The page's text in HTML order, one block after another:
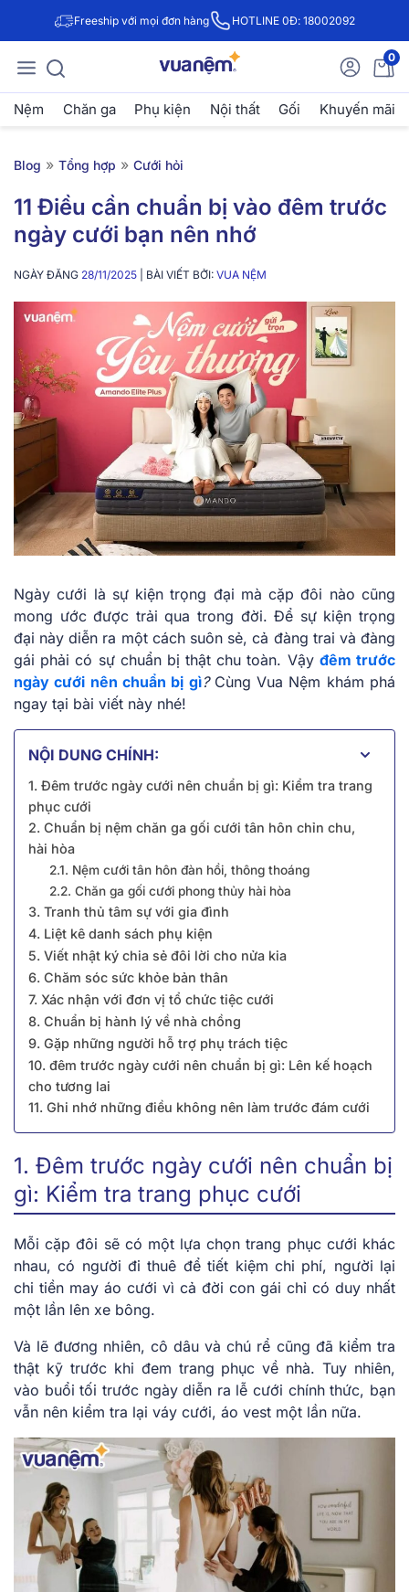
Freeship với mọi đơn hàng HOTLINE 0Đ: 18002092
0
Nệm Chăn ga Phụ kiện Nội thất Gối Khuyến mãi
Blog » Tổng hợp » Cưới hỏi
11 Điều cần chuẩn bị vào đêm trước
ngày cưới bạn nên nhớ
NGÀY ĐĂNG 28/11/2025 | BÀI VIẾT BỞI: VUA NỆM
Ngày cưới là sự kiện trọng đại mà cặp đôi nào cũng
mong ước được trải qua trong đời. Để sự kiện trọng
đại này diễn ra một cách suôn sẻ, cả đàng trai và đàng
gái phải có sự chuẩn bị thật chu toàn. Vậy đêm trước
ngày cưới nên chuẩn bị gì? Cùng Vua Nệm khám phá
ngay tại bài viết này nhé!
NỘI DUNG CHÍNH:
1. Đêm trước ngày cưới nên chuẩn bị gì: Kiểm tra trang
phục cưới
2. Chuẩn bị nệm chăn ga gối cưới tân hôn chỉn chu,
hài hòa
2.1. Nệm cưới tân hôn đàn hồi, thông thoáng
2.2. Chăn ga gối cưới phong thủy hài hòa
3. Tranh thủ tâm sự với gia đình
4. Liệt kê danh sách phụ kiện
5. Viết nhật ký chia sẻ đôi lời cho nửa kia
6. Chăm sóc sức khỏe bản thân
7. Xác nhận với đơn vị tổ chức tiệc cưới
8. Chuẩn bị hành lý về nhà chồng
9. Gặp những người hỗ trợ phụ trách tiệc
10. đêm trước ngày cưới nên chuẩn bị gì: Lên kế hoạch
cho tương lai
11. Ghi nhớ những điều không nên làm trước đám cưới
1. Đêm trước ngày cưới nên chuẩn bị
gì: Kiểm tra trang phục cưới
Mỗi cặp đôi sẽ có một lựa chọn trang phục cưới khác
nhau, có người đi thuê để tiết kiệm chi phí, người lại
chi tiền may áo cưới vì cả đời con gái chỉ có duy nhất
một lần lên xe bông.
Và lẽ đương nhiên, cô dâu và chú rể cũng đã kiểm tra
thật kỹ trước khi đem trang phục về nhà. Tuy nhiên,
vào buổi tối trước ngày diễn ra lễ cưới chính thức, bạn
vẫn nên kiểm tra lại váy cưới, áo vest một lần nữa.